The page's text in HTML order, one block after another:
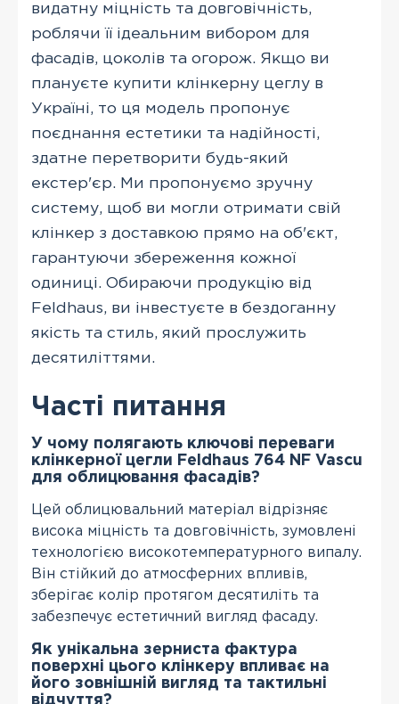
видатну міцність та довговічність,
роблячи її ідеальним вибором для
фасадів, цоколів та огорож. Якщо ви
плануєте купити клінкерну цеглу в
Україні, то ця модель пропонує
поєднання естетики та надійності,
здатне перетворити будь-який
екстер'єр. Ми пропонуємо зручну
систему, щоб ви могли отримати свій
клінкер з доставкою прямо на об'єкт,
гарантуючи збереження кожної
одиниці. Обираючи продукцію від
Feldhaus, ви інвестуєте в бездоганну
якість та стиль, який прослужить
десятиліттями.
Часті питання
У чому полягають ключові переваги
клінкерної цегли Feldhaus 764 NF Vascu
для облицювання фасадів?
Цей облицювальний матеріал відрізняє
висока міцність та довговічність, зумовлені
технологією високотемпературного випалу.
Він стійкий до атмосферних впливів,
зберігає колір протягом десятиліть та
забезпечує естетичний вигляд фасаду.
Як унікальна зерниста фактура
поверхні цього клінкеру впливає на
його зовнішній вигляд та тактильні
відчуття?